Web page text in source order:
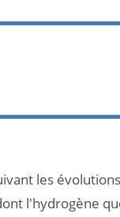
les
l'hydrogène